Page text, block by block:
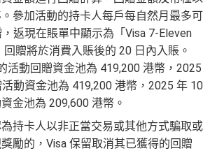
參加活動的持卡人每戶每自然月最多可
返現在賬單中顯示為「Visa 7-Eleven
回贈將於消費入賬後的 20 日內入賬。
活動回贈資金池為 419,200 港幣，2025
動資金池為 419,200 港幣，2025 年 10
金池為 209,600 港幣。
持卡人以非正當交易或其他方式騙取或
勵的，Visa 保留取消其已獲得的回贈